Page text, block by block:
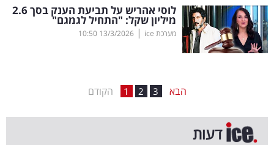
ופנאי
תיירות
המילון
הכלכלי
לוסי אהריש על תביעת הענק בסך 2.6
מיליון שקל: "התחיל לגמגם"
מערכת ice |
13/3/2026
10:50
הקודם 1 2 3 הבא
דעות